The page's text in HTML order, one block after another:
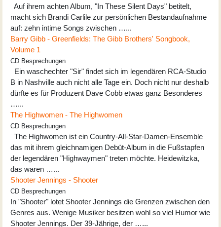
Auf ihrem achten Album, "In These Silent Days" betitelt,
macht sich Brandi Carlile zur persönlichen Bestandaufnahme
auf: zehn intime Songs zwischen …...
Barry Gibb - Greenfields: The Gibb Brothers' Songbook,
Volume 1
CD Besprechungen
Ein waschechter "Sir" findet sich im legendären RCA-Studio
B in Nashville auch nicht alle Tage ein. Doch nicht nur deshalb
dürfte es für Produzent Dave Cobb etwas ganz Besonderes
…...
The Highwomen - The Highwomen
CD Besprechungen
The Highwomen ist ein Country-All-Star-Damen-Ensemble
das mit ihrem gleichnamigen Debüt-Album in die Fußstapfen
der legendären "Highwaymen" treten möchte. Heidewitzka,
das waren …...
Shooter Jennings - Shooter
CD Besprechungen
In "Shooter" lotet Shooter Jennings die Grenzen zwischen den
Genres aus. Wenige Musiker besitzen wohl so viel Humor wie
Shooter Jennings. Der 39-Jährige, der …...